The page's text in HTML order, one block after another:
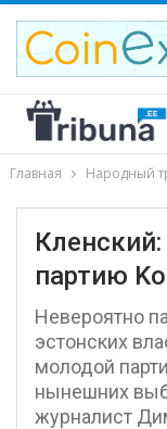
Главная Народный
партию
Невероятно
эстонских
молодой
нынешних
журналист